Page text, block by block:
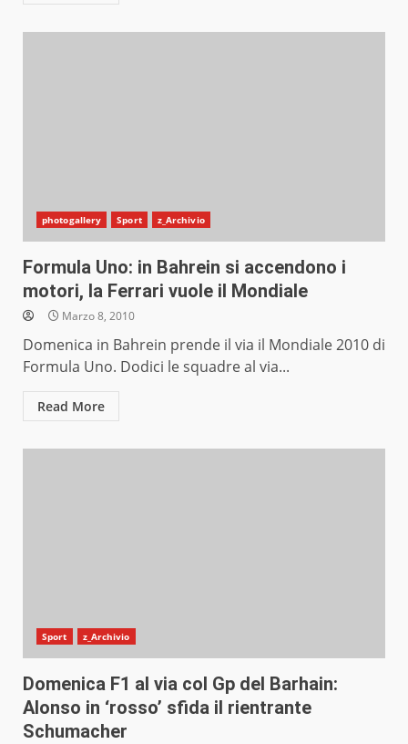
photogallery Sport z_Archivio
Formula Uno: in Bahrein si accendono i
motori, la Ferrari vuole il Mondiale
Marzo 8, 2010
Domenica in Bahrein prende il via il Mondiale 2010 di
Formula Uno. Dodici le squadre al via...
Read More
Sport z_Archivio
Domenica F1 al via col Gp del Barhain:
Alonso in ‘rosso’ sfida il rientrante
Schumacher